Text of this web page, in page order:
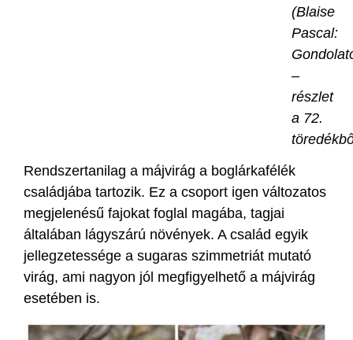
(Blaise
Pascal:
–
részlet
a 72.
Rendszertanilag a májvirág a boglárkafélék
családjába tartozik. Ez a csoport igen változatos
megjelenésű fajokat foglal magába, tagjai
általában lágyszárú növények. A család egyik
jellegzetessége a sugaras szimmetriát mutató
virág, ami nagyon jól megfigyelhető a májvirág
esetében is.